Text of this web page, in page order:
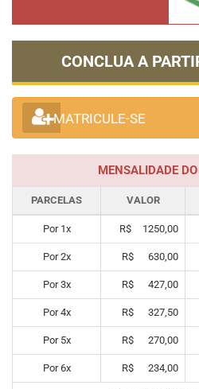
CONCLUA A
MATRICULE-SE
MENSALIDADE
PARCELAS VALOR
Por 1x R$ 1250,00
Por2x R$ 630,00
Por3x R$ 427,00
Por4x R$ 327,50
Por 5x R$ 270,00
Por6x R$ 234,00